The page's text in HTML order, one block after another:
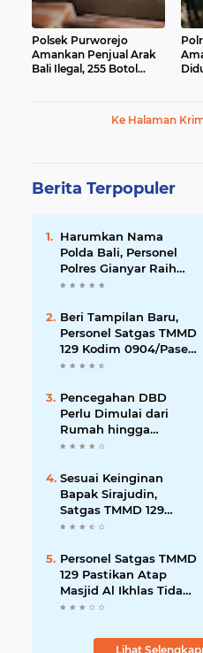
Polsek Purworejo
Amankan Penjual Arak
Bali Ilegal, 255 Botol
Ke Halaman
Berita Terpopuler
Harumkan Nama
Polda Bali, Personel
Polres Gianyar Raih
Penghargaan
Beri Tampilan Baru,
Personel Satgas TMMD
129 Kodim 0904/Paser
Cat Atap Rumah
Pencegahan DBD
Perlu Dimulai dari
Rumah hingga
Lingkungan Sekolah
Sesuai Keinginan
Bapak Sirajudin,
Satgas TMMD 129
Ubah Tampilan
Personel Satgas TMMD
129 Pastikan Atap
Masjid Al Ikhlas Tidak
Bocor Lagi
Lihat